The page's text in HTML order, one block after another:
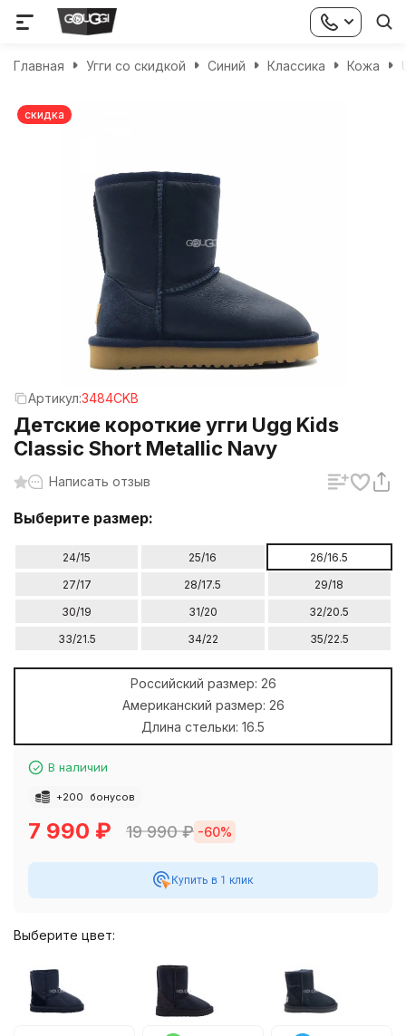
Главная Угги со скидкой Синий Классика Кожа
скидка
Артикул:3484CKB
Детские короткие угги Ugg Kids
Classic Short Metallic Navy
Написать отзыв
Выберите размер:
24/15 25/16
26/16.5
27/17
28/17.5
29/18
30/19
31/20
32/20.5
33/21.5
34/22 35/22.5
Российский размер: 26
Американский размер: 26
Длина стельки: 16.5
В наличии
+200 бонусов
7 990 ₽ 19 990₽ -60%
Купить в 1 клик
Выберите цвет: